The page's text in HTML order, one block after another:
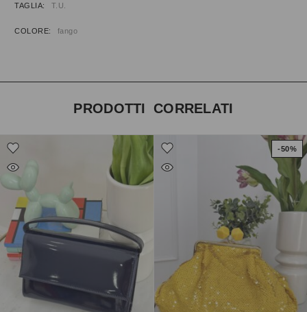
TAGLIA T.U.
COLORE fango
PRODOTTI CORRELATI
-50%